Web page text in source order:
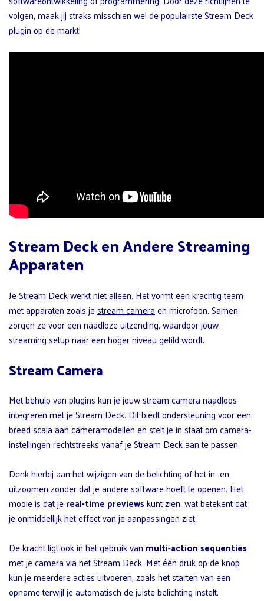
volgen, maak jij straks misschien wel de populairste Stream Deck
plugin op de markt!
Stream Deck en Andere Streaming
Apparaten
Je Stream Deck werkt niet alleen. Het vormt een krachtig team
met apparaten zoals jestream cameraen microfoon. Samen
zorgen ze voor een naadloze uitzending, waardoor jouw
streaming setup naar een hoger niveau getild wordt.
Stream Camera
Met behulp van plugins kun je jouw stream camera naadloos
integreren met je Stream Deck. Dit biedt ondersteuning voor een
breed scala aan cameramodellen en stelt je in staat om camera-
instellingen rechtstreeks vanaf je Stream Deck aan te passen.
Denk hierbij aan het wijzigen van de belichting of het in- en
uitzoomen zonder dat je andere software hoeft te openen. Het
mooie is dat jereal-time previewskunt zien, wat betekent dat
je onmiddellijk het effect van je aanpassingen ziet.
De kracht ligt ook in het gebruik van multi-action sequenties
met je camera via het Stream Deck. Met één druk op de knop
kun je meerdere acties uitvoeren, zoals het starten van een
opname terwijl je automatisch de juiste belichting instelt.